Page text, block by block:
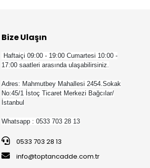
Bize Ulaşın
Haftaiçi 09:00 - 19:00 Cumartesi 10:00 -
17:00 saatleri arasında ulaşabilirsiniz.
Adres: Mahmutbey Mahallesi 2454.Sokak
No:45/1 İstoç Ticaret Merkezi Bağcılar/
İstanbul
Whatsapp : 0533 703 28 13
0533 703 28 13
info@toptancadde.com.tr